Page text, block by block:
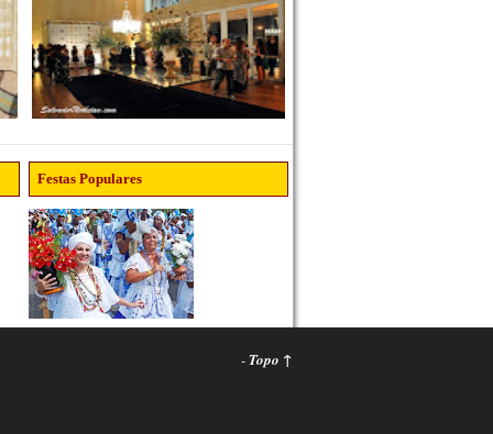
Festas Populares
- Topo ↑